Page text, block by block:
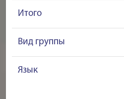
Итого
Вид группы
Язык